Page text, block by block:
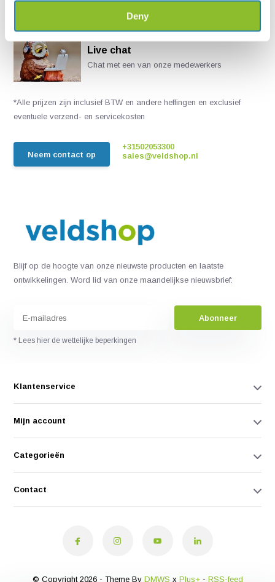
Deny
Live chat
Chat met een van onze medewerkers
*Alle prijzen zijn inclusief BTW en andere heffingen en exclusief
eventuele verzend- en servicekosten
Neem contact op
+31502053300
sales@veldshop.nl
Blijf op de hoogte van onze nieuwste producten en laatste
ontwikkelingen. Word lid van onze maandelijkse nieuwsbrief:
Abonneer
* Lees hier de wettelijke beperkingen
Klantenservice
Mijn account
Categorieën
Contact
© Copyright 2026 - Theme By DMWS x Plus+- RSS-feed